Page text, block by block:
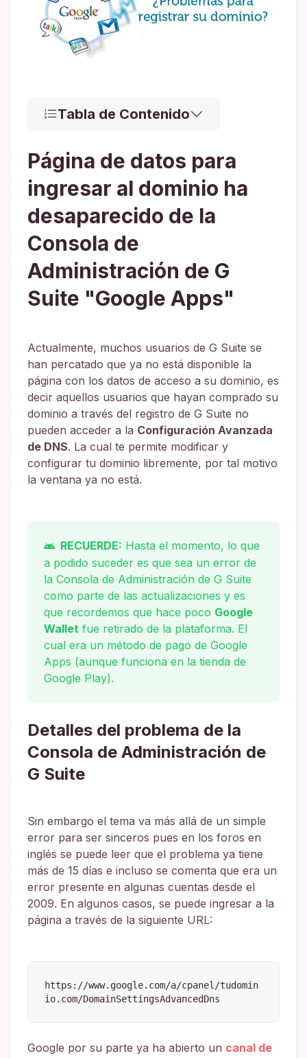
Tabla de Contenido
Página de datos para
ingresar al dominio ha
desaparecido de la
Consola de
Administración de G
Suite "Google Apps"
Actualmente, muchos usuarios de G Suite se
han percatado que ya no está disponible la
página con los datos de acceso a su dominio, es
decir aquellos usuarios que hayan comprado su
dominio a través del registro de G Suite no
pueden acceder a la Configuración Avanzada
de DNS. La cual te permite modificar y
configurar tu dominio libremente, por tal motivo
la ventana ya no está.
RECUERDE: Hasta el momento, lo que
a podido suceder es que sea un error de
la Consola de Administración de G Suite
como parte de las actualizaciones y es
que recordemos que hace poco Google
Wallet fue retirado de la plataforma. El
cual era un método de pago de Google
Apps (aunque funciona en la tienda de
Google Play).
Detalles del problema de la
Consola de Administración de
G Suite
Sin embargo el tema va más allá de un simple
error para ser sinceros pues en los foros en
inglés se puede leer que el problema ya tiene
más de 15 días e incluso se comenta que era un
error presente en algunas cuentas desde el
2009. En algunos casos, se puede ingresar a la
página a través de la siguiente URL:
https://www.google.com/a/cpanel/tudomin
io.com/DomainSettingsAdvancedDns
Google por su parte ya ha abierto un canal de